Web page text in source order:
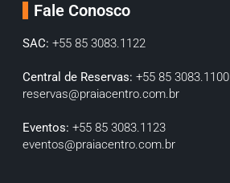
Fale Conosco
SAC: +55 85 3083.1122
Central de Reservas: +55 85 3083.1100
reservas@praiacentro.com.br
Eventos: +55 85 3083.1123
eventos@praiacentro.com.br